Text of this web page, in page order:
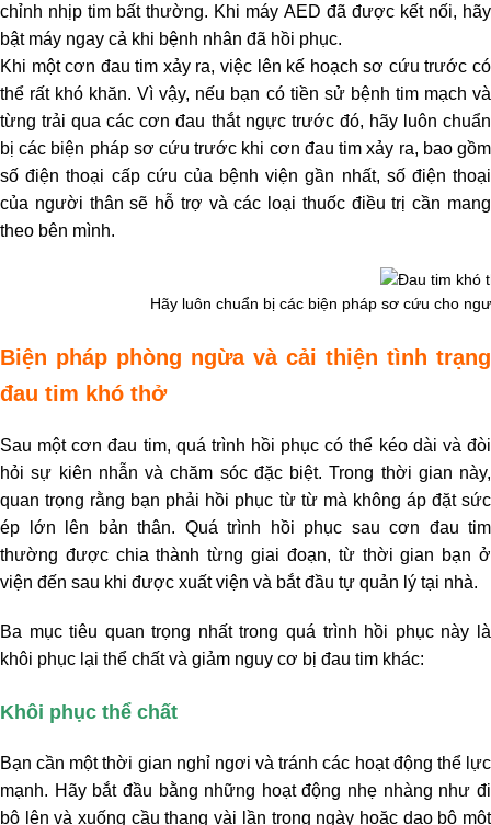
chỉnh nhịp tim bất thường. Khi máy AED đã được kết nối, hãy
bật máy ngay cả khi bệnh nhân đã hồi phục.
Khi một cơn đau tim xảy ra, việc lên kế hoạch sơ cứu trước có
thể rất khó khăn. Vì vậy, nếu bạn có tiền sử bệnh tim mạch và
từng trải qua các cơn đau thắt ngực trước đó, hãy luôn chuẩn
bị các biện pháp sơ cứu trước khi cơn đau tim xảy ra, bao gồm
số điện thoại cấp cứu của bệnh viện gần nhất, số điện thoại
của người thân sẽ hỗ trợ và các loại thuốc điều trị cần mang
theo bên mình.
Hãy luôn chuẩn bị các biện pháp sơ cứu cho
Biện pháp phòng ngừa và cải thiện tình trạng
đau tim khó thở
Sau một cơn đau tim, quá trình hồi phục có thể kéo dài và đòi
hỏi sự kiên nhẫn và chăm sóc đặc biệt. Trong thời gian này,
quan trọng rằng bạn phải hồi phục từ từ mà không áp đặt sức
ép lớn lên bản thân. Quá trình hồi phục sau cơn đau tim
thường được chia thành từng giai đoạn, từ thời gian bạn ở
viện đến sau khi được xuất viện và bắt đầu tự quản lý tại nhà.
Ba mục tiêu quan trọng nhất trong quá trình hồi phục này là
khôi phục lại thể chất và giảm nguy cơ bị đau tim khác:
Khôi phục thể chất
Bạn cần một thời gian nghỉ ngơi và tránh các hoạt động thể lực
mạnh. Hãy bắt đầu bằng những hoạt động nhẹ nhàng như đi
bộ lên và xuống cầu thang vài lần trong ngày hoặc dạo bộ một